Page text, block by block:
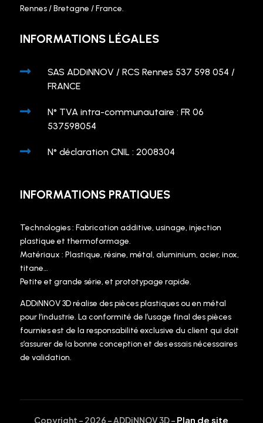
Rennes / Bretagne / France.
INFORMATIONS LÉGALES

SAS ADDiNNOV / RCS Rennes 537 598 054 /
FRANCE

N° TVA intra-communautaire : FR 06
537598054
 N° déclaration CNIL : 2008304
INFORMATIONS PRATIQUES
Technologies : Fabrication additive, usinage, injection
plastique et thermoformage.
Matériaux : Plastique, résine, métal, aluminium, acier, inox,
titane…
Petite et grande série, et prototypage rapide.
ADDiNNOV 3D réalise des pièces plastiques ou en métal
pour l’industrie. La conformité de l’usage final des pièces
fournies est de la responsabilité exclusive du client qui doit
s’assurer de la bonne conception et des essais nécessaires
de validation.
Copyright - 2026 - ADDiNNOV 3D - Plan de site